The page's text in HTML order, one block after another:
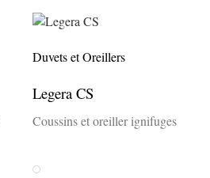
Duvets et Oreillers
Legera CS
Coussins et oreiller ignifuges
Weiss